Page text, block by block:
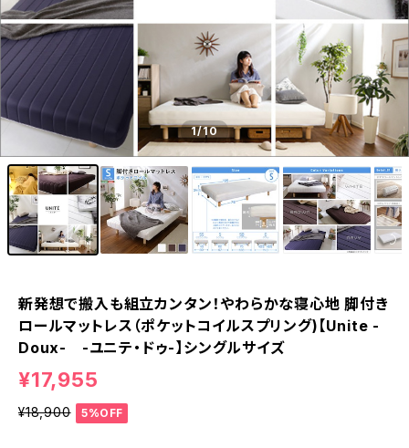
1/10
新発想で搬入も組立カンタン！やわらかな寝心地 脚付き
ロールマットレス（ポケットコイルスプリング)【Unite -
Doux- -ユニテ・ドゥ-】シングルサイズ
¥17,955
¥18,900 5%OFF